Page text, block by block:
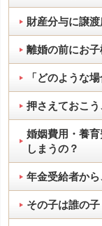
財産分与に譲
離婚の前にお
「どのような
押さえておこ
婚姻費用・養
しまうの？
年金受給者か
その子は誰の子